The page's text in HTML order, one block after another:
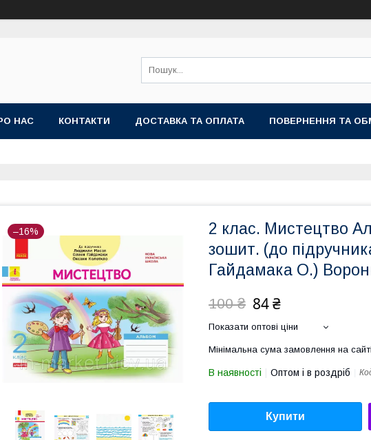
НАС КОНТАКТИ ДОСТАВКА ТА ОПЛАТА ПОВЕРНЕННЯ ТА
–16%
2 клас. Мистецтво
зошит. (до
Гайдамака О.)
100 ₴ 84 ₴
Показати оптові ціни
Мінімальна сума замовлення на
В наявності Оптом і в роздріб
Купити